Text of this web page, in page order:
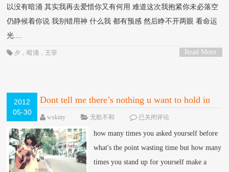
以没有暗涌 其实我再去爱惜你又有何用 难道这次我抱紧你未必落空
仍静候着你说 我别错用神 什么我 都有预感 然后睁不开两眼 看命运
光....
Read More
夕 ， 暗涌 ， 王菲
2012
05-30
Dont tell me there’s nothing u want to hold in
this world
1615 VIEW
wxkitty 无歌不和 已关闭评论
how many times you asked yourself before
what's the point wasting time but how many
times you stand up for yourself make a